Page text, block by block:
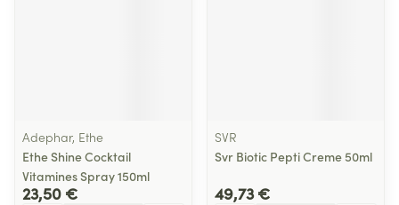
Adephar, Ethe
Ethe Shine Cocktail
Vitamines Spray 150ml
23,50 €
SVR
Svr Biotic Pepti Creme 50ml
49,73 €